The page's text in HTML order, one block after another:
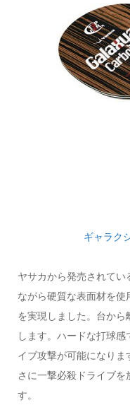
ギャラク
ヤサカから発売されてい
ながら硬質な表面材を
を実現しました。台から
します。ハードな打球
イブ攻撃が可能になりま
さに一撃必殺ドライブを
す。